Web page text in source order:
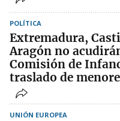
POLÍTICA
Extremadura,
Aragón no
Comisión de
traslado de
UNIÓN EUROPEA